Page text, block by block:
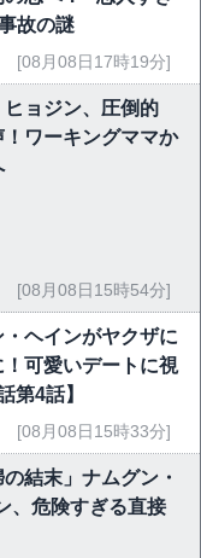
故の謎
[08月08日17時19分]
ヒョジン、圧倒的
ワーキングママか
[08月08日15時54分]
・ヘインがヤクザに
可愛いデートに視
第4話】
[08月08日15時33分]
結末」ナムグン・
、危険すぎる直接